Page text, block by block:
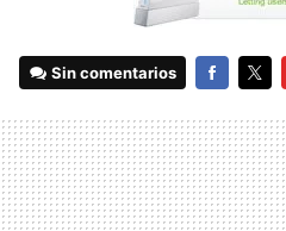
Sin comentarios